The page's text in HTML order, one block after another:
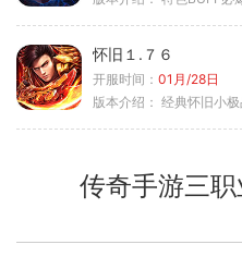
怀旧１.７６
开服时间： 01月/28日
版本介绍： 经典怀旧小
传奇手游三